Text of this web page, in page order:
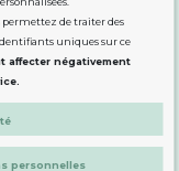
permettez de traiter des
uniques sur ce
affecter négativement
personnelles